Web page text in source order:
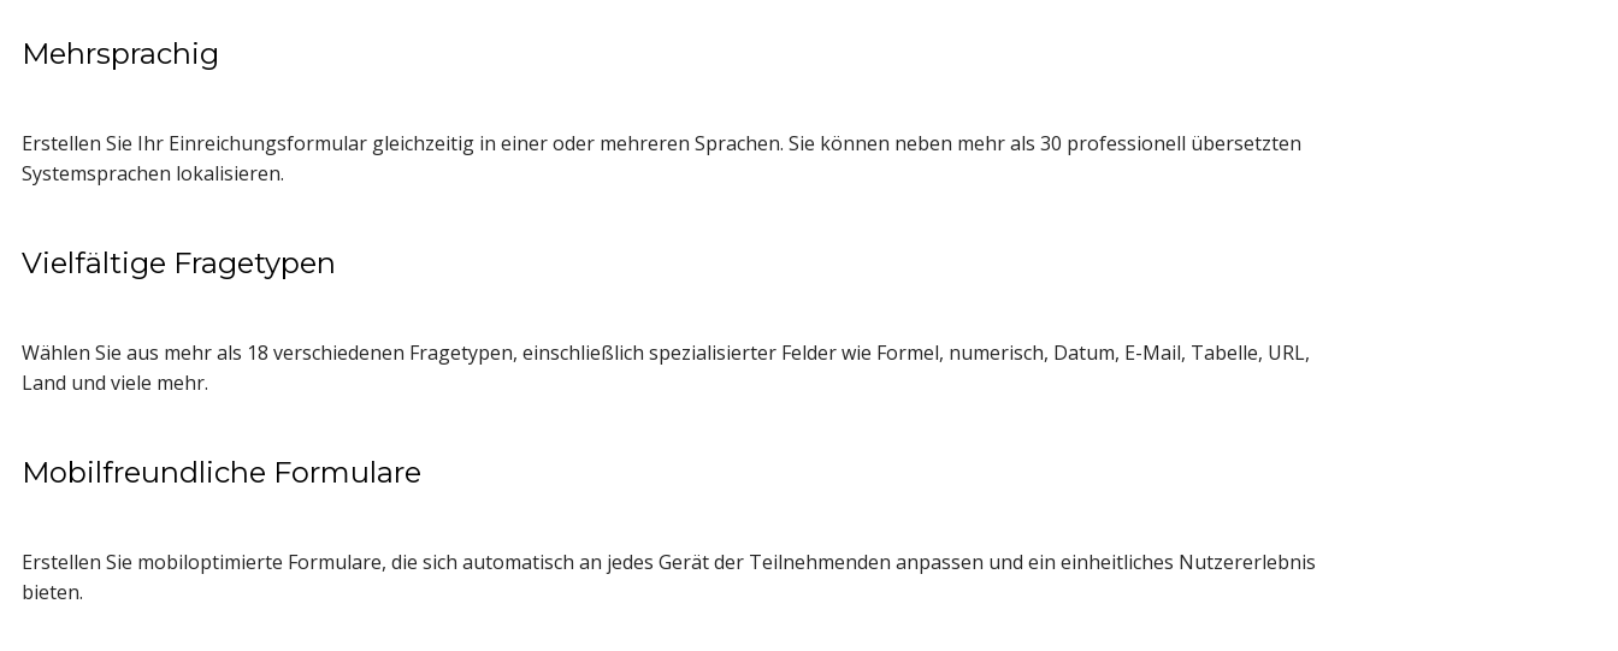
Mehrsprachig
Erstellen Sie Ihr Einreichungsformular gleichzeitig in einer oder mehreren Sprachen. Sie können neben mehr als 30 professionell übersetzten
Systemsprachen lokalisieren.
Vielfältige Fragetypen
Wählen Sie aus mehr als 18 verschiedenen Fragetypen, einschließlich spezialisierter Felder wie Formel, numerisch, Datum, E-Mail, Tabelle, URL,
Land und viele mehr.
Mobilfreundliche Formulare
Erstellen Sie mobiloptimierte Formulare, die sich automatisch an jedes Gerät der Teilnehmenden anpassen und ein einheitliches Nutzererlebnis
bieten.